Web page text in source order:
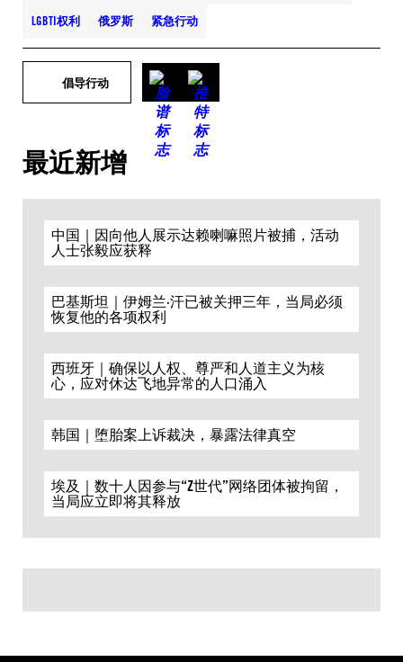
LGBTI权利 俄罗斯 紧急行动
倡导行动
最近新增
中国｜因向他人展示达赖喇嘛照片被捕，活动
人士张毅应获释
巴基斯坦｜伊姆兰·汗已被关押三年，当局必须
恢复他的各项权利
西班牙｜确保以人权、尊严和人道主义为核
心，应对休达飞地异常的人口涌入
韩国｜堕胎案上诉裁决，暴露法律真空
埃及｜数十人因参与“Z世代”网络团体被拘留，
当局应立即将其释放